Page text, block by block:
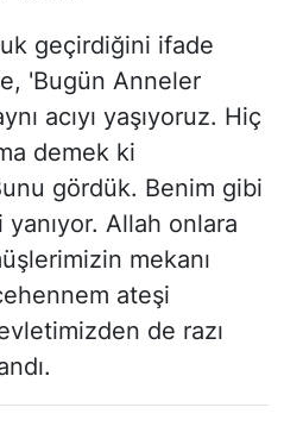
geçirdiğini ifade
'Bugün Anneler
acıyı yaşıyoruz. Hiç
demek ki
gördük. Benim gibi
Allah onlara
mekanı
ateşi
de razı